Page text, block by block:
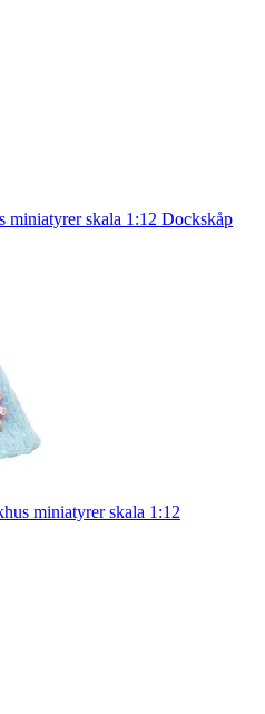
miniatyrer skala 1:12 Dockskåp
miniatyrer skala 1:12